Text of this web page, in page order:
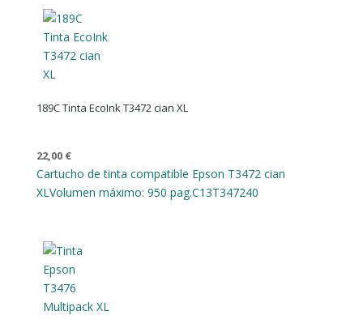
189C Tinta EcoInk T3472 cian XL
22,00 €
Cartucho de tinta compatible Epson T3472 cian
XLVolumen máximo: 950 pag.C13T347240